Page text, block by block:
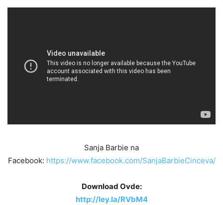
Sanja Barbie na
Facebook: https://www.facebook.com/SanjaBarbieCinceva/
Download Ovde:
http://ley.la/RVbM4